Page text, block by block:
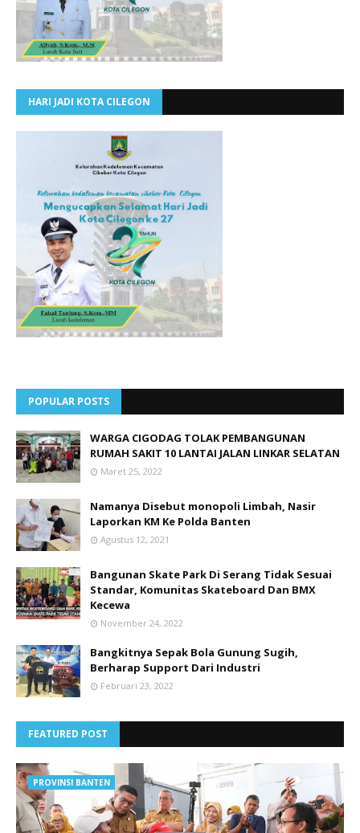
HARI JADI KOTA CILEGON
POPULAR POSTS
WARGA CIGODAG TOLAK PEMBANGUNAN
RUMAH SAKIT 10 LANTAI JALAN LINKAR SELATAN
Maret 25, 2022
Namanya Disebut monopoli Limbah, Nasir
Laporkan KM Ke Polda Banten
Agustus 12, 2021
Bangunan Skate Park Di Serang Tidak Sesuai
Standar, Komunitas Skateboard Dan BMX
Kecewa
November 24, 2022
Bangkitnya Sepak Bola Gunung Sugih,
Berharap Support Dari Industri
Februari 23, 2022
FEATURED POST
PROVINSI BANTEN